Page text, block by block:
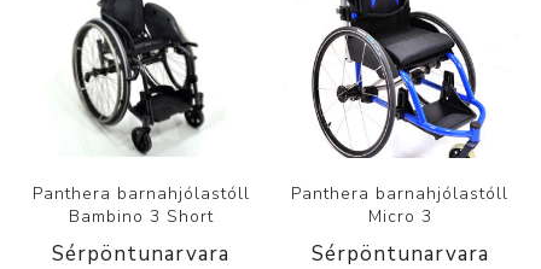
Panthera barnahjólastóll
Bambino 3 Short
Sérpöntunarvara
Panthera barnahjólastóll
Micro 3
Sérpöntunarvara